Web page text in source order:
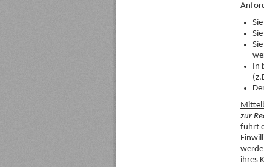
In
zur
führt
ihres